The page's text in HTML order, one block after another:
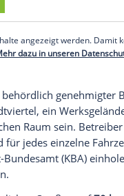
sich dabei deutlich
sondern
– dies ist